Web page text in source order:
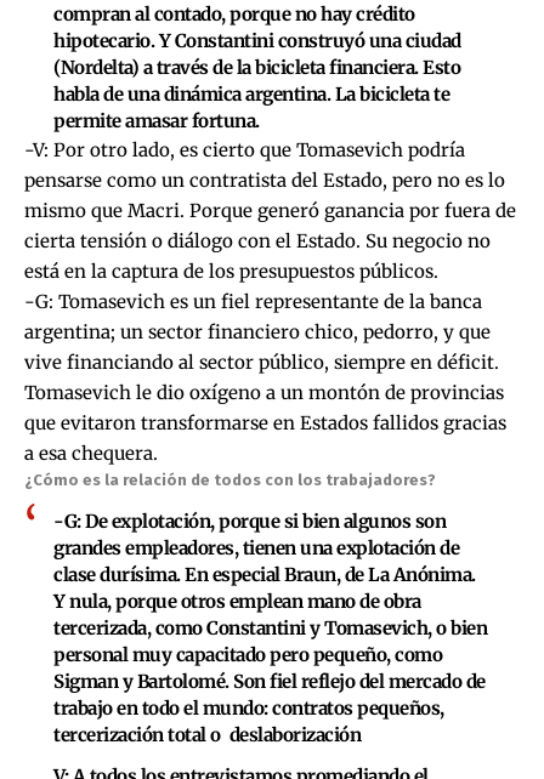
compran al contado, porque no hay crédito
hipotecario. Y Constantini construyó una ciudad
(Nordelta) a través de la bicicleta financiera. Esto
habla de una dinámica argentina. La bicicleta te
permite amasar fortuna.
-V: Por otro lado, es cierto que Tomasevich podría
pensarse como un contratista del Estado, pero no es lo
mismo que Macri. Porque generó ganancia por fuera de
cierta tensión o diálogo con el Estado. Su negocio no
está en la captura de los presupuestos públicos.
-G: Tomasevich es un fiel representante de la banca
argentina; un sector financiero chico, pedorro, y que
vive financiando al sector público, siempre en déficit.
Tomasevich le dio oxígeno a un montón de provincias
que evitaron transformarse en Estados fallidos gracias
a esa chequera.
¿Cómo es la relación de todos con los trabajadores?
-G:De explotación, porque si bien algunos son
grandes empleadores, tienen una explotación de
clase durísima. En especial Braun, de La Anónima.
Y nula, porque otros emplean mano de obra
tercerizada, como Constantini y Tomasevich, o bien
personal muy capacitado pero pequeño, como
Sigman y Bartolomé. Son fiel reflejo del mercado de
trabajo en todo el mundo: contratos pequeños,
tercerización total o deslaborización